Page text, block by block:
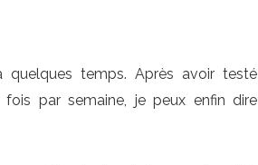
temps. Après avoir testé
par semaine, je peux enfin dire